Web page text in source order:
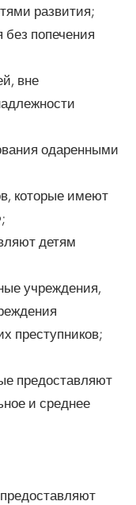
развития;
попечения
вне
одаренными
которые имеют
детям
учреждения,
преступников;
предоставляют
и среднее